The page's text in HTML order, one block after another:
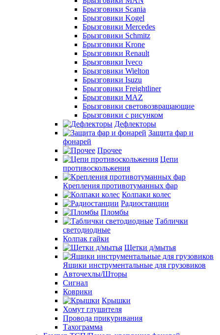
Брызговики Scania
Брызговики Kogel
Брызговики Mercedes
Брызговики Schmitz
Брызговики Krone
Брызговики Renault
Брызговики Iveco
Брызговики Wielton
Брызговики Isuzu
Брызговики Freightliner
Брызговики MAZ
Брызговики световозвращающие
Брызговики с рисунком
Дефлекторы
Защита фар и
фонарей
Прочее
Цепи
противоскольжения
Крепления противотуманных фар
Колпаки колес
Радиостанции
Пломбы
Таблички
светодиодные
Колпак гайки
Щетки д/мытья
Ящики инструментальные для грузовиков
Авточехлы/Шторы
Сигнал
Коврики
Крышки
Хомут глушителя
Провода прикуривания
Тахограмма